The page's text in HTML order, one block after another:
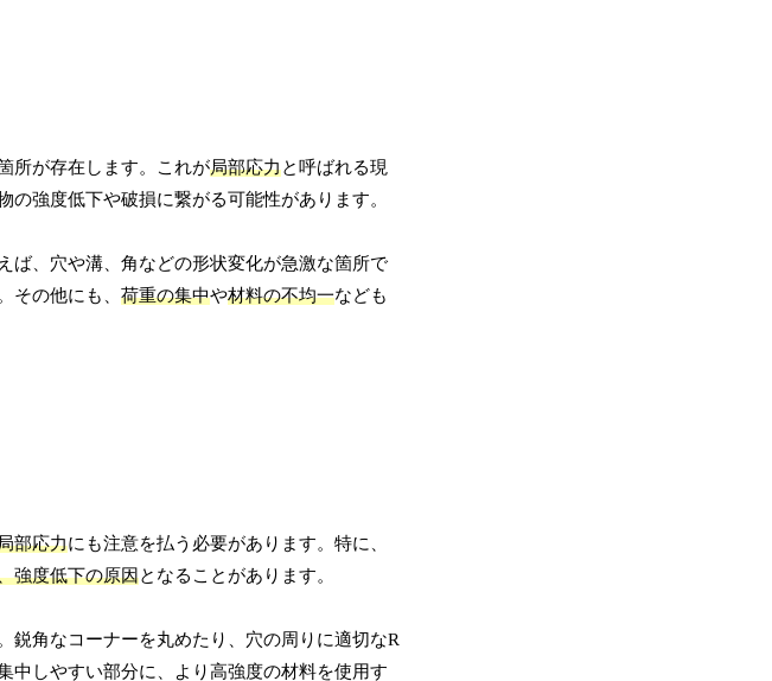
所が存在します。これが局部応力と呼ばれる現
強度低下や破損に繋がる可能性があります。
ば、穴や溝、角などの形状変化が急激な箇所で
その他にも、 荷重の集中や材料の不均一なども
部応力にも注意を払う必要があります。特に、
強度低下の原因となることがあります。
鋭角なコーナーを丸めたり、穴の周りに適切なR
中しやすい部分に、より高強度の材料を使用す